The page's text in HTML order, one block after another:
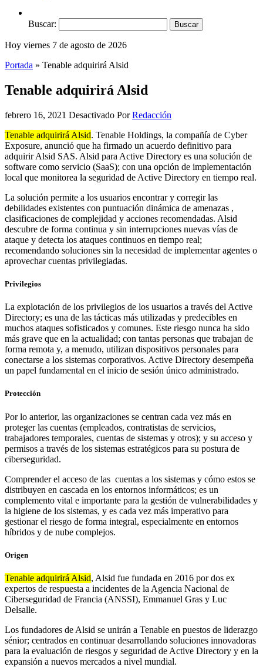
Buscar:
Hoy viernes 7 de agosto de 2026
Portada » Tenable adquirirá Alsid
Tenable adquirirá Alsid
febrero 16, 2021 Desactivado Por Redacción
Tenable adquirirá Alsid. Tenable Holdings, la compañía de Cyber
Exposure, anunció que ha firmado un acuerdo definitivo para
adquirir Alsid SAS. Alsid para Active Directory es una solución de
software como servicio (SaaS); con una opción de implementación
local que monitorea la seguridad de Active Directory en tiempo real.
La solución permite a los usuarios encontrar y corregir las
debilidades existentes con puntuación dinámica de amenazas ,
clasificaciones de complejidad y acciones recomendadas. Alsid
descubre de forma continua y sin interrupciones nuevas vías de
ataque y detecta los ataques continuos en tiempo real;
recomendando soluciones sin la necesidad de implementar agentes o
aprovechar cuentas privilegiadas.
Privilegios
La explotación de los privilegios de los usuarios a través del Active
Directory; es una de las tácticas más utilizadas y predecibles en
muchos ataques sofisticados y comunes. Este riesgo nunca ha sido
más grave que en la actualidad; con tantas personas que trabajan de
forma remota y, a menudo, utilizan dispositivos personales para
conectarse a los sistemas corporativos. Active Directory desempeña
un papel fundamental en el inicio de sesión único administrado.
Protección
Por lo anterior, las organizaciones se centran cada vez más en
proteger las cuentas (empleados, contratistas de servicios,
trabajadores temporales, cuentas de sistemas y otros); y su acceso y
permisos a través de los sistemas estratégicos para su postura de
ciberseguridad.
Comprender el acceso de las cuentas a los sistemas y cómo estos se
distribuyen en cascada en los entornos informáticos; es un
complemento vital e importante para la gestión de vulnerabilidades y
la higiene de los sistemas, y es cada vez más imperativo para
gestionar el riesgo de forma integral, especialmente en entornos
híbridos y de nube complejos.
Origen
Tenable adquirirá Alsid, Alsid fue fundada en 2016 por dos ex
expertos de respuesta a incidentes de la Agencia Nacional de
Ciberseguridad de Francia (ANSSI), Emmanuel Gras y Luc
Delsalle.
Los fundadores de Alsid se unirán a Tenable en puestos de liderazgo
sénior; centrados en continuar desarrollando soluciones innovadoras
para la evaluación de riesgos y seguridad de Active Directory y en la
expansión a nuevos mercados a nivel mundial.